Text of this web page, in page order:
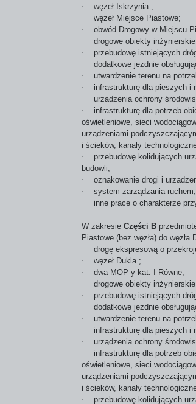
·
węzeł Iskrzynia ;
·
węzeł Miejsce Piastowe;
·
obwód Drogowy w Miejscu
·
drogowe obiekty
·
przebudowę istniejących
·
dodatkowe jezdnie
·
utwardzenie terenu na
·
infrastrukturę dla pieszych i
·
urządzenia ochrony
·
infrastrukturę dla potrzeb
oświetleniowe, sieci
urządzeniami
i ścieków, kanały
·
przebudowę kolidujących
budowli;
·
oznakowanie drogi i
·
system zarządzania ruchem;
·
inne prace o charakterze
W zakresie Części B
Piastowe (bez węzła) do
·
drogę ekspresową o
·
węzeł Dukla ;
·
dwa MOP-y kat. I Równe;
·
drogowe obiekty
·
przebudowę istniejących
·
dodatkowe jezdnie
·
utwardzenie terenu na
·
infrastrukturę dla pieszych i
·
urządzenia ochrony
·
infrastrukturę dla potrzeb
oświetleniowe, sieci
urządzeniami
i ścieków, kanały
·
przebudowę kolidujących